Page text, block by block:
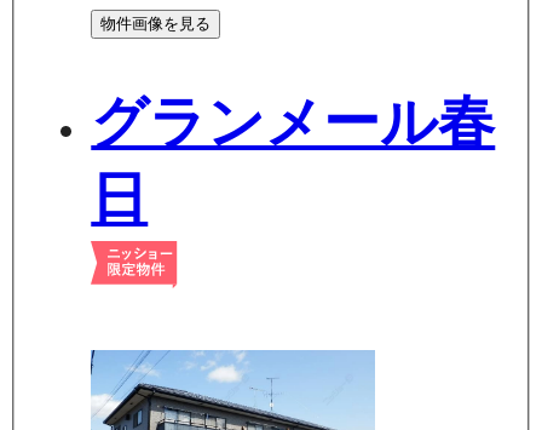
物件画像を見る
グランメール春
日